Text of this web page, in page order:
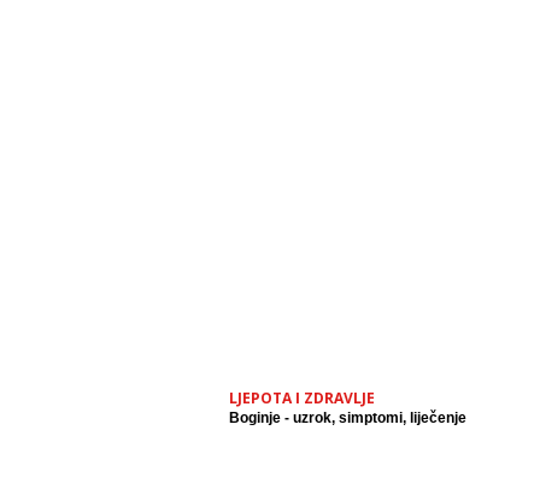
LJEPOTA I ZDRAVLJE
Boginje - uzrok, simptomi, liječenje